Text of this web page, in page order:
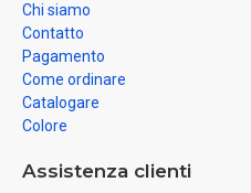
Chi siamo
Contatto
Pagamento
Come ordinare
Catalogare
Colore
Assistenza clienti